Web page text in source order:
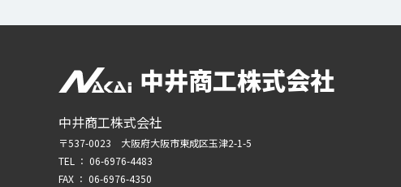
中井商工株式会社
中井商工株式会社
〒537-0023 大阪府大阪市東成区玉津2-1-5
TEL ： 06-6976-4483
FAX ： 06-6976-4350